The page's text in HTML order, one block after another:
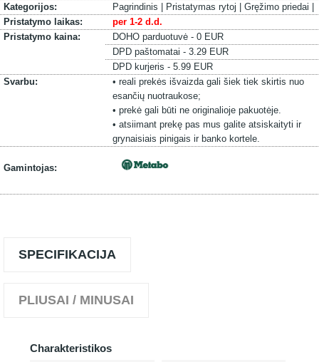
Kategorijos:
Pagrindinis | Pristatymas rytoj | Gręžimo priedai |
Pristatymo laikas:
per 1-2 d.d.
Pristatymo kaina:
DOHO parduotuvė - 0 EUR
DPD paštomatai - 3.29 EUR
DPD kurjeris - 5.99 EUR
Svarbu:
• reali prekės išvaizda gali šiek tiek skirtis nuo
esančių nuotraukose;
• prekė gali būti ne originalioje pakuotėje.
• atsiimant prekę pas mus galite atsiskaityti ir
grynaisiais pinigais ir banko kortele.
Gamintojas:
SPECIFIKACIJA
PLIUSAI / MINUSAI
Charakteristikos